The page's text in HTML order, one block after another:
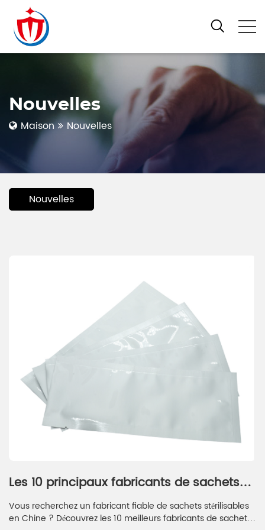
Nouvelles
Maison Nouvelles
Nouvelles
Les 10 principaux fabricants de sachets
stérilisables en Chine en 2026
Vous recherchez un fabricant fiable de sachets stérilisables
en Chine ? Découvrez les 10 meilleurs fabricants de sachets